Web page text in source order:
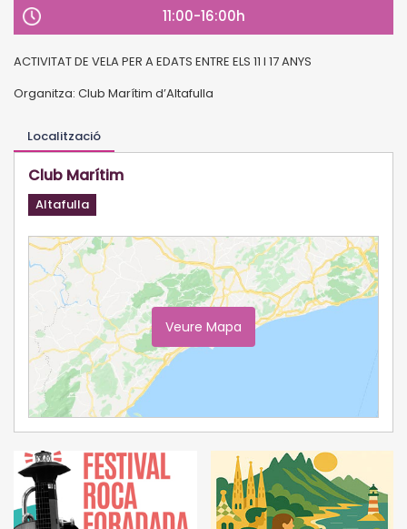
11:00-16:00h
ACTIVITAT DE VELA PER A EDATS ENTRE ELS 11 I 17 ANYS
Organitza: Club Marítim d’Altafulla
Localització
Club Marítim
Altafulla
Veure Mapa